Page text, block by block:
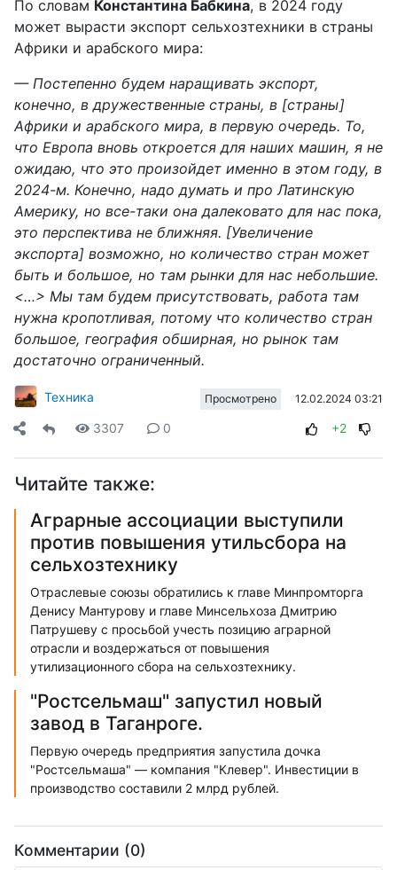
По словам Константина Бабкина, в 2024 году
может вырасти экспорт сельхозтехники в страны
Африки и арабского мира:
— Постепенно будем наращивать экспорт,
конечно, в дружественные страны, в [страны]
Африки и арабского мира, в первую очередь. То,
что Европа вновь откроется для наших машин, я не
ожидаю, что это произойдет именно в этом году, в
2024-м. Конечно, надо думать и про Латинскую
Америку, но все-таки она далековато для нас пока,
это перспектива не ближняя. [Увеличение
экспорта] возможно, но количество стран может
быть и большое, но там рынки для нас небольшие.
<…> Мы там будем присутствовать, работа там
нужна кропотливая, потому что количество стран
большое, география обширная, но рынок там
достаточно ограниченный.
Техника Просмотрено 12.02.2024 03:21
3307 0 +2
Читайте также:
Аграрные ассоциации выступили
против повышения утильсбора на
сельхозтехнику
Отраслевые союзы обратились к главе Минпромторга
Денису Мантурову и главе Минсельхоза Дмитрию
Патрушеву с просьбой учесть позицию аграрной
отрасли и воздержаться от повышения
утилизационного сбора на сельхозтехнику.
"Ростсельмаш" запустил новый
завод в Таганроге.
Первую очередь предприятия запустила дочка
"Ростсельмаша" — компания "Клевер". Инвестиции в
производство составили 2 млрд рублей.
Комментарии (0)